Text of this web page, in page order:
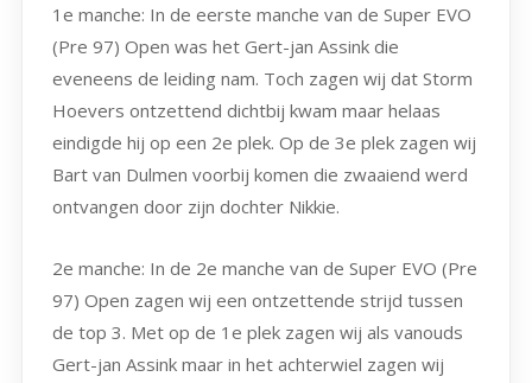
1e manche: In de eerste manche van de Super EVO
(Pre 97) Open was het Gert-jan Assink die
eveneens de leiding nam. Toch zagen wij dat Storm
Hoevers ontzettend dichtbij kwam maar helaas
eindigde hij op een 2e plek. Op de 3e plek zagen wij
Bart van Dulmen voorbij komen die zwaaiend werd
ontvangen door zijn dochter Nikkie.
2e manche: In de 2e manche van de Super EVO (Pre
97) Open zagen wij een ontzettende strijd tussen
de top 3. Met op de 1e plek zagen wij als vanouds
Gert-jan Assink maar in het achterwiel zagen wij